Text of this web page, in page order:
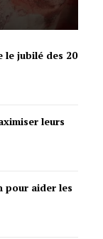
le jubilé des 20
leurs
pour aider les